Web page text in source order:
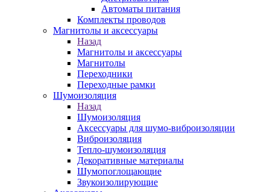
Автоматы питания
Комплекты проводов
Магнитолы и аксессуары
Назад
Магнитолы и аксессуары
Магнитолы
Переходники
Переходные рамки
Шумоизоляция
Назад
Шумоизоляция
Аксессуары для шумо-виброизоляции
Виброизоляция
Тепло-шумоизоляция
Декоративные материалы
Шумопоглощающие
Звукоизолирующие